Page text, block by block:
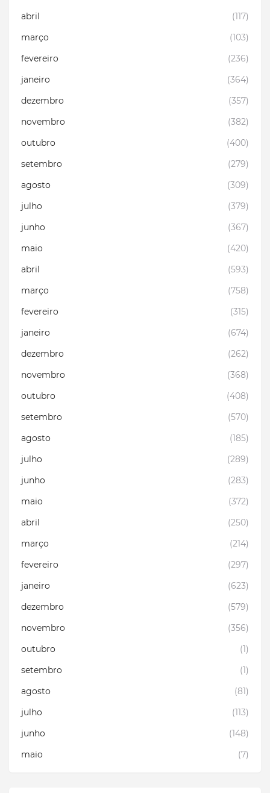
abril
(117)
março
(103)
fevereiro
(236)
janeiro
(364)
dezembro
(357)
novembro
(382)
outubro
(400)
setembro
(279)
agosto
(309)
julho
(379)
junho
(367)
maio
(420)
abril
(593)
março
(758)
fevereiro
(315)
janeiro
(674)
dezembro
(262)
novembro
(368)
outubro
(408)
setembro
(570)
agosto
(185)
julho
(289)
junho
(283)
maio
(372)
abril
(250)
março
(214)
fevereiro
(297)
janeiro
(623)
dezembro
(579)
novembro
(356)
outubro
(1)
setembro
(1)
agosto
(81)
julho
(113)
junho
(148)
maio
(7)